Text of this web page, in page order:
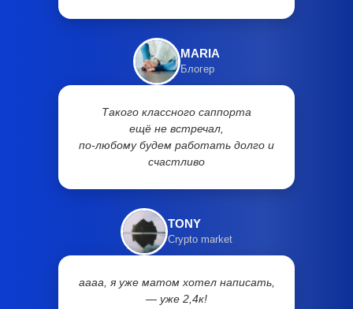
MARIA
Блогер
Такого классного саппорта
ещё не встречал,
по-любому будем работать долго и
счастливо
TONY
Crypto market
аааа, я уже матом хотел написать,
— уже 2,4к!